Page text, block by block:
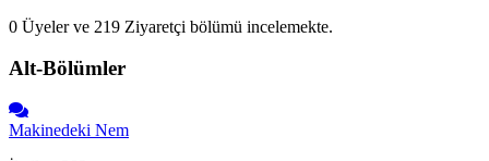
0 Üyeler ve 219 Ziyaretçi bölümü incelemekte.
Alt-Bölümler
Makinedeki Nem